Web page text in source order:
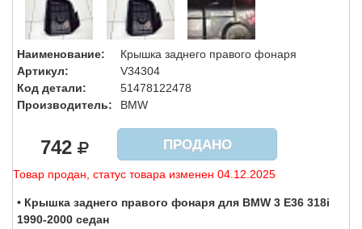
Наименование:
Крышка заднего правого фонаря
Артикул:
V34304
Код детали:
51478122478
Производитель:
BMW
742 ПРОДАНО
Товар продан, статус товара изменен 04.12.2025
• Крышка заднего правого фонаря для BMW 3 E36 318i
1990-2000 седан